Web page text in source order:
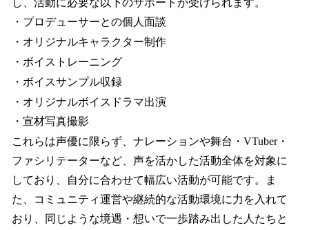
し、活動に必要な以下のサポートが受けられます。
・プロデューサーとの個人面談
・オリジナルキャラクター制作
・ボイストレーニング
・ボイスサンプル収録
・オリジナルボイスドラマ出演
・宣材写真撮影
これらは声優に限らず、ナレーションや舞台・VTuber・
ファシリテーターなど、声を活かした活動全体を対象に
しており、自分に合わせて幅広い活動が可能です。ま
た、コミュニティ運営や継続的な活動環境に力を入れて
おり、同じような境遇・想いで一歩踏み出した人たちと